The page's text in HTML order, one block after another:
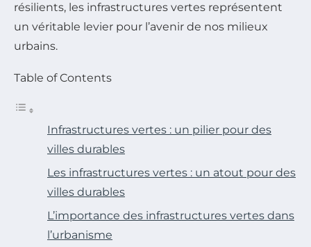
résilients, les infrastructures vertes représentent
un véritable levier pour l’avenir de nos milieux
urbains.
Table of Contents
Infrastructures vertes : un pilier pour des
villes durables
Les infrastructures vertes : un atout pour des
villes durables
L’importance des infrastructures vertes dans
l’urbanisme